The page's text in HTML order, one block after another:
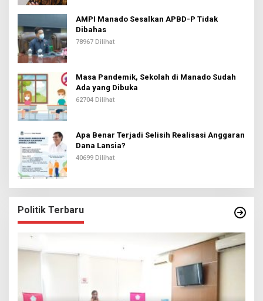
AMPI Manado Sesalkan APBD-P Tidak
Dibahas
78967 Dilihat
Masa Pandemik, Sekolah di Manado Sudah
Ada yang Dibuka
62704 Dilihat
Apa Benar Terjadi Selisih Realisasi Anggaran
Dana Lansia?
40699 Dilihat
Politik Terbaru